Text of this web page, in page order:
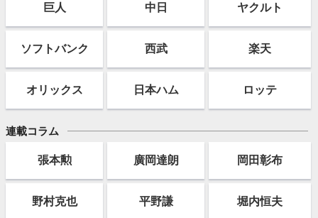
巨人 中日 ヤクルト
ソフトバンク 西武 楽天
オリックス 日本ハム ロッテ
連載コラム
張本勲 廣岡達朗 岡田彰布
野村克也 平野謙 堀内恒夫